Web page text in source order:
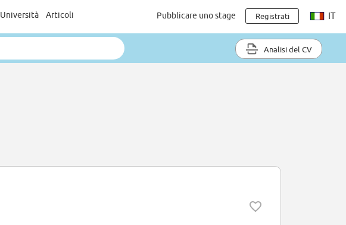
Università Articoli Pubblicare uno stage Registrati IT
Analisi del CV